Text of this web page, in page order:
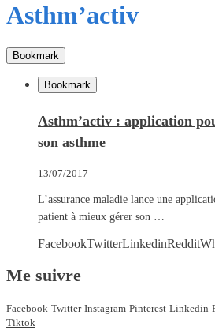
Asthm’activ
Bookmark
Bookmark
Asthm’activ : application
son asthme
13/07/2017
L’assurance maladie lance une
patient à mieux gérer son …
FacebookTwitterLinkedinReddit
Me suivre
Facebook Twitter Instagram Pinterest Linkedin
Tiktok